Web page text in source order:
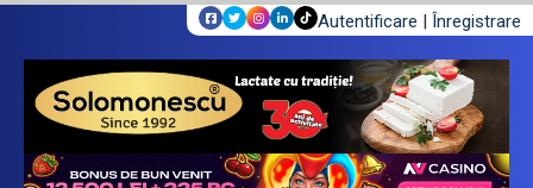
Autentificare | Înregistrare